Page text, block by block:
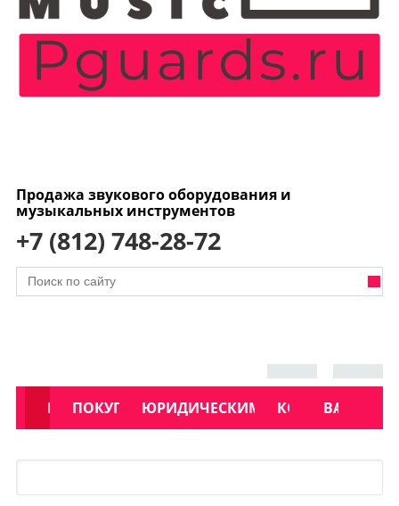
Продажа звукового оборудования и
музыкальных инструментов
+7 (812) 748-28-72
АКЦИИ
КАТАЛОГ
ПОКУПАТЕЛЯМЮРИДИЧЕСКИМ ЛИЦАМКОНТАКТЫ
УСЛУГИ